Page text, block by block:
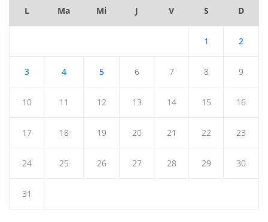
L Ma Mi J V S D
1 2
3 4 5 6 7 8 9
10 11 12 13 14 15 16
17 18 19 20 21 22 23
24 25 26 27 28 29 30
31